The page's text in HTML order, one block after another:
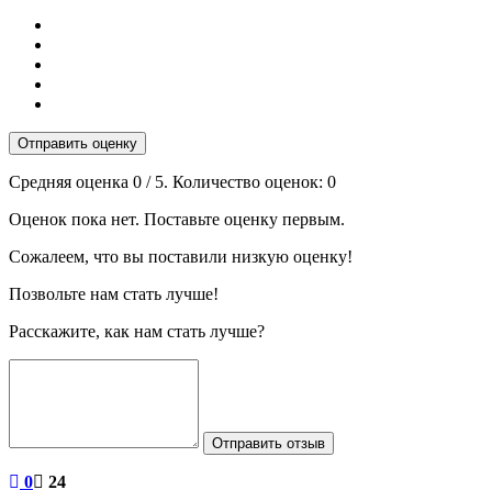
Отправить оценку
Средняя оценка 0 / 5. Количество оценок: 0
Оценок пока нет. Поставьте оценку первым.
Сожалеем, что вы поставили низкую оценку!
Позвольте нам стать лучше!
Расскажите, как нам стать лучше?
Отправить отзыв
0
24